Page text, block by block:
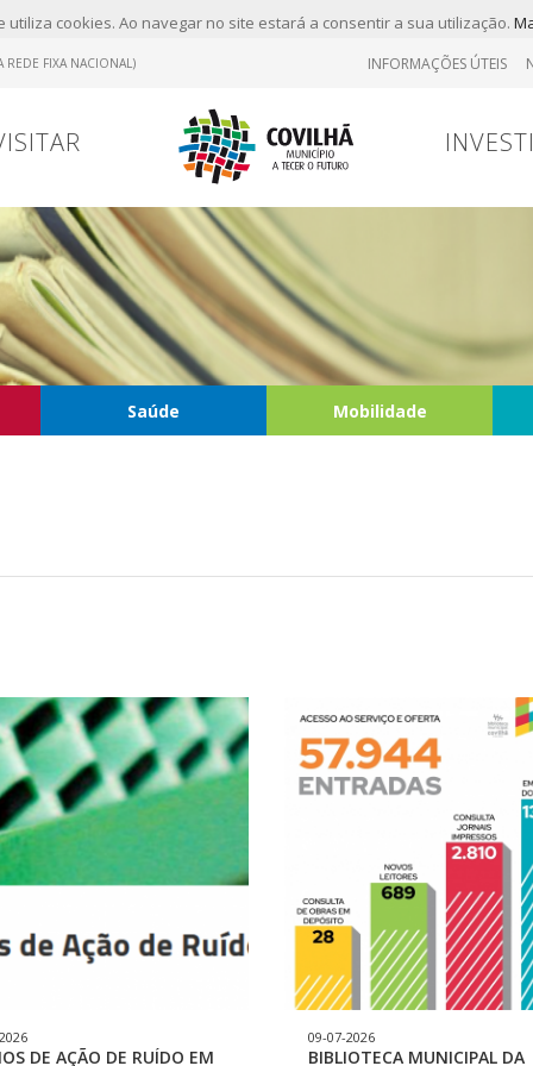
utiliza cookies. Ao navegar no site estará a consentir a sua utilização.
REDE FIXA NACIONAL) INFORMAÇÕES ÚTEIS
Saúde Mobilidade
DE AÇÃO DE RUÍDO EM
09-07-2026
BIBLIOTECA MUNICIPAL DA